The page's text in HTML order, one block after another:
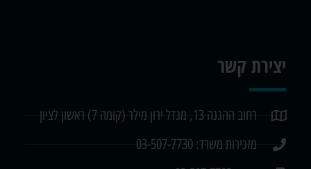
יצירת קשר
רחוב ההגנה 13, מגדל ירון מילר (קומה 7) ראשון לציון
מזכירות משרד: 03-507-7730